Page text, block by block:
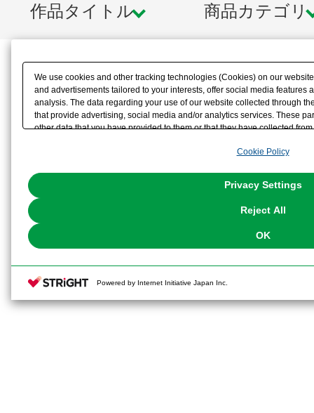
作品タイトル 商品カテゴリ
We use cookies and other tracking technologies (Cookies) on our
and advertisements tailored to your interests, offer social media features
analysis. The data regarding your use of our website collected through
that provide advertising, social media and/or analytics services. These
other data that you have provided to them or that they have collected
the use of all Cookies except for Strictly Necessary Cookies, please
You can change your consent or rejection settings at any time via
Cookie Policy
Privacy Settings
Reject All
OK
Powered by Internet Initiative Japan Inc.